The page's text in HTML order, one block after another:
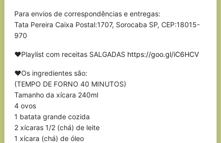
Para envios de correspondências e entregas:
Tata Pereira Caixa Postal:1707, Sorocaba SP, CEP:18015-
970
❤Playlist com receitas SALGADAS https://goo.gl/iC6HCV
❤Os ingredientes são:
(TEMPO DE FORNO 40 MINUTOS)
Tamanho da xícara 240ml
4 ovos
1 batata grande cozida
2 xícaras 1/2 (chá) de leite
1 xícara (chá) de óleo